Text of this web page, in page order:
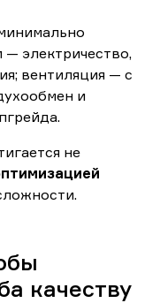
электричество,
вентиляция — с
и
не
качеству